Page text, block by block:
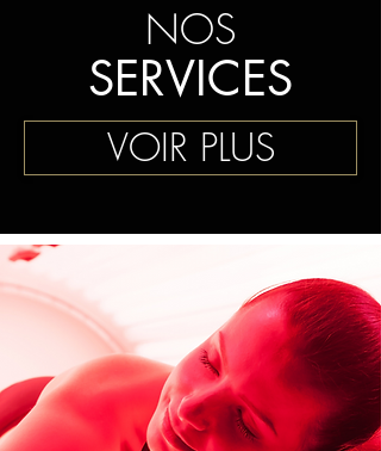
NOS
SERVICES
VOIR PLUS